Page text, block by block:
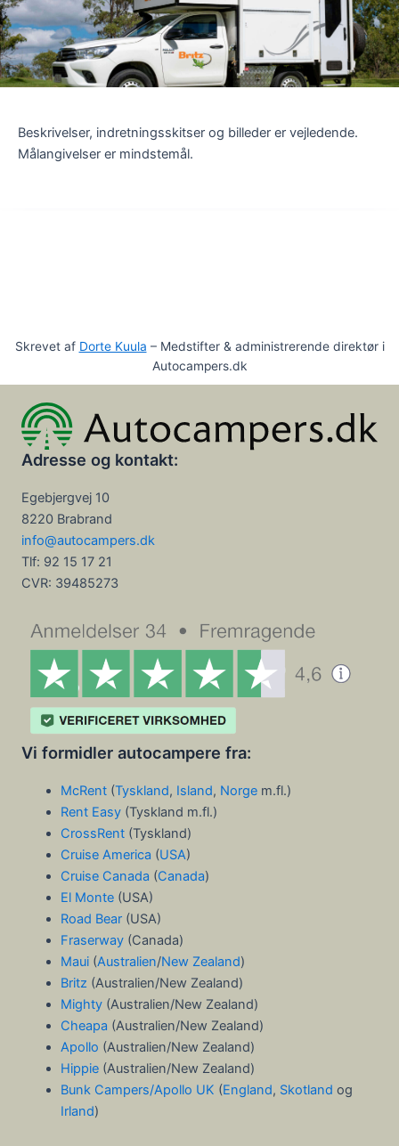
Beskrivelser, indretningsskitser og billeder er vejledende.
Målangivelser er mindstemål.
Skrevet af Dorte Kuula – Medstifter & administrerende direktør i
Autocampers.dk
Adresse og kontakt:
Egebjergvej 10
8220 Brabrand
info@autocampers.dk
Tlf: 92 15 17 21
CVR: 39485273
Vi formidler autocampere fra:
McRent(Tyskland, Island, Norgem.fl.)
Rent Easy(Tyskland m.fl.)
CrossRent(Tyskland)
Cruise America (USA)
Cruise Canada (Canada)
El Monte(USA)
Road Bear(USA)
Fraserway (Canada)
Maui (Australien/New Zealand)
Britz (Australien/New Zealand)
Mighty (Australien/New Zealand)
Cheapa (Australien/New Zealand)
Apollo (Australien/New Zealand)
Hippie(Australien/New Zealand)
Bunk Campers/Apollo UK (England, Skotland og
Irland)